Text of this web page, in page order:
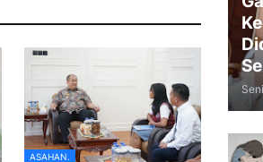
ASAHAN.